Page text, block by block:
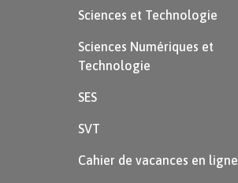
Sciences et Technologie
Sciences Numériques et
Technologie
SES
SVT
Cahier de vacances en ligne